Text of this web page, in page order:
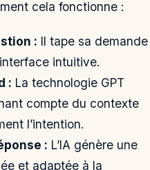
cela fonctionne :
: Il tape sa demande
intuitive.
: La technologie GPT
compte du contexte
l’intention.
: L’IA génère une
et adaptée à la